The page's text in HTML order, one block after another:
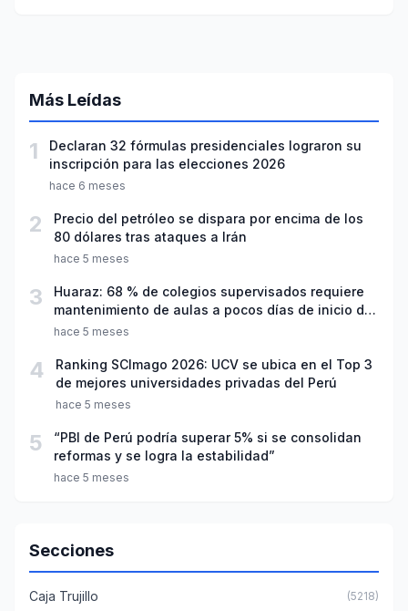
Más Leídas
1
Declaran 32 fórmulas presidenciales lograron su
inscripción para las elecciones 2026
hace 6 meses
2
Precio del petróleo se dispara por encima de los
80 dólares tras ataques a Irán
hace 5 meses
3
Huaraz: 68 % de colegios supervisados requiere
mantenimiento de aulas a pocos días de inicio del
año escolar 2026
hace 5 meses
4
Ranking SCImago 2026: UCV se ubica en el Top 3
de mejores universidades privadas del Perú
hace 5 meses
5
“PBI de Perú podría superar 5% si se consolidan
reformas y se logra la estabilidad”
hace 5 meses
Secciones
Caja Trujillo (5218)